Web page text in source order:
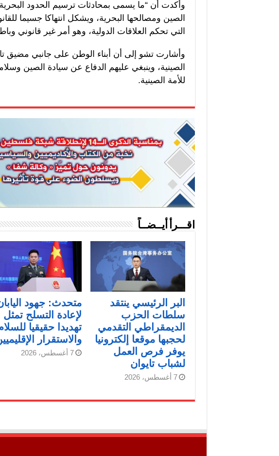
وأكدت أن “ما يسمى بمحادثات ترسيم الحدود
الصين ومصالحها البحرية، ويشكل انتهاكا جسيما
التي تحكم العلاقات الدولية، وهو أمر غير قانوني
وأشارت تشو إلى أن أبناء الوطن على جانبي مضيق
الصينية، وينبغي عليهم الدفاع عن سيادة الصين
للأمة الصينية.
اقـــرأ أيــضــاً
البر الرئيسي ينتقد
سلطات الحزب
الديمقراطي التقدمي
لحجبها موقعا إلكترونيا
يوفر فرص العمل
لشباب تايوان
7 أغسطس، 2026
متحدث: جهود
لإعادة التسلح تمثل
تهديدا حقيقيا
والاستقرار
7 أغسطس، 2026